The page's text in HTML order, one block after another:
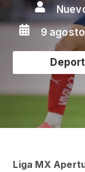

 9
Liga MX